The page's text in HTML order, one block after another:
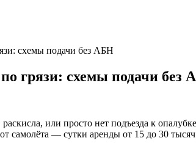
схемы подачи без АБН
грязи: схемы подачи без
или просто нет подъезда к
— сутки аренды от 15 до 30